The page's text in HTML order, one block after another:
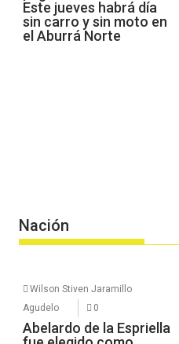
Este jueves habrá día
sin carro y sin moto en
el Aburrá Norte
Nación
Wilson Stiven Jaramillo
Agudelo
0
Abelardo de la Espriella